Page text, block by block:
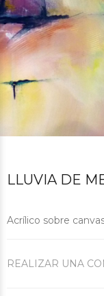
LLUVIA DE
Acrílico sobre
REALIZAR UNA